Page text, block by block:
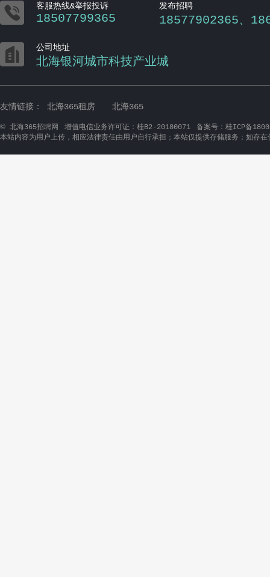
 客服热线&举报投诉
18507799365
发布招聘
18577902365、
 公司地址
北海银河城市科技产业城
友情链接： 北海365租房 北海365
© 北海365招聘网 增值电信业务许可证：桂B2-20180071
备案号：桂ICP备
本站内容为用户上传，相应法律责任由用户自行承担；本站仅提供存储服务；如存